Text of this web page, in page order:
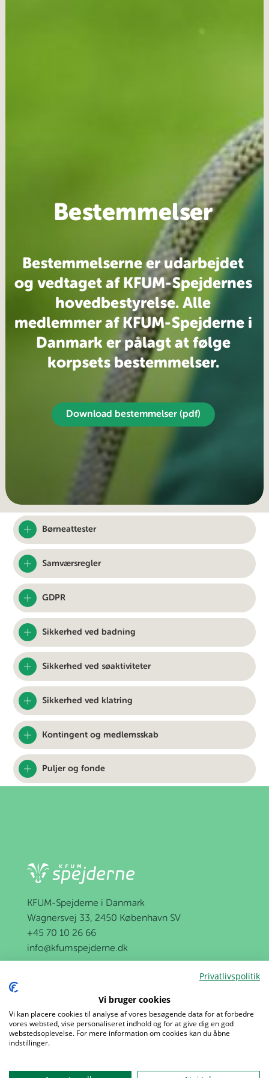
Bestemmelser
Bestemmelserne er udarbejdet
og vedtaget af KFUM-Spejdernes
hovedbestyrelse. Alle
medlemmer af KFUM-Spejderne i
Danmark er pålagt at følge
korpsets bestemmelser.
Download bestemmelser (pdf)
Børneattester
Samværsregler
GDPR
Sikkerhed ved badning
Sikkerhed ved søaktiviteter
Sikkerhed ved klatring
Kontingent og medlemsskab
Puljer og fonde
Menu
KFUM-Spejderne i Danmark
Wagnersvej 33, 2450 København SV
+45 70 10 26 66
info@kfumspejderne.dk
Få vores nyhedsbrev
Få ét samlet nyhedsoverblik i din mailboks sidste
torsdag i hver måned.
Du får nyheder, der handler om alt fra tips til
Privatlivspolitik
Vi bruger cookies
Vi kan placere cookies til analyse af vores besøgende data for at forbedre
vores websted, vise personaliseret indhold og for at give dig en god
webstedsoplevelse. For mere information om cookies kan du åbne
indstillinger.